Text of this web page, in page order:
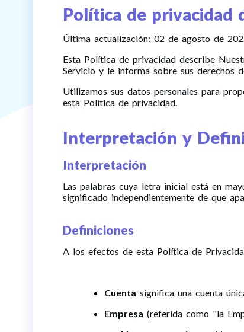
Política de privacidad
Última actualización: 02 de agosto de
Esta Política de privacidad describe
Servicio y le informa sobre sus derechos
Utilizamos sus datos personales para
esta Política de privacidad.
Interpretación y
Interpretación
Las palabras cuya letra inicial está en
significado independientemente de que
Definiciones
A los efectos de esta Política de
Cuenta significa una cuenta
Empresa (referida como "la